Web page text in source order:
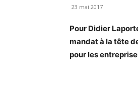
23 mai 2017
Pour Didier
mandat à la tête
pour les